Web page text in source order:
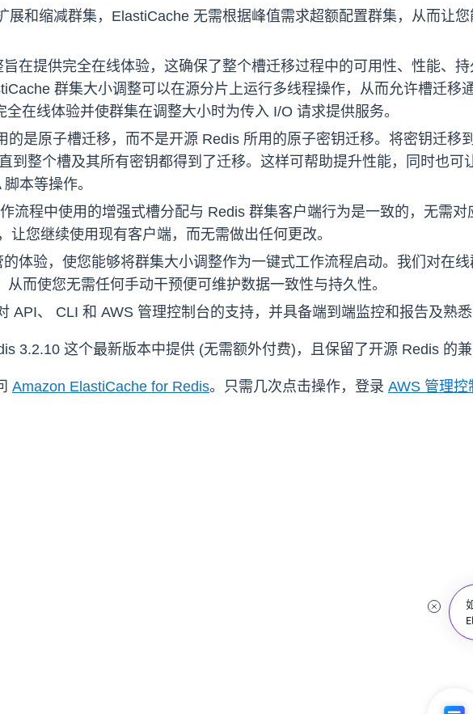
展和缩减群集，ElastiCache 无需根据峰值需求超额配置群集，从而让
在提供完全在线体验，这确保了整个槽迁移过程中的可用性、性能、持
群集大小调整可以在源分片上运行多线程操作，从而允许槽迁移
在线体验并使群集在调整大小时为传入 I/O 请求提供服务。
的是原子槽迁移，而不是开源 Redis 所用的原子密钥迁移。将密钥迁移
到整个槽及其所有密钥都得到了迁移。这样可帮助提升性能，同时也可
本等操作。
流程中使用的增强式槽分配与 Redis 群集客户端行为是一致的，无需对
让您继续使用现有客户端，而无需做出任何更改。
体验，使您能够将群集大小调整作为一键式工作流程启动。我们对在
而使您无需任何手动干预便可维护数据一致性与持久性。
API、 CLI 和 AWS 管理控制台的支持，并具备端到端监控和报告及熟悉
3.2.10 这个最新版本中提供 (无需额外付费)，且保留了开源 Redis 的兼
Amazon ElastiCache for Redis。只需几次点击操作，登录 AWS 管理控